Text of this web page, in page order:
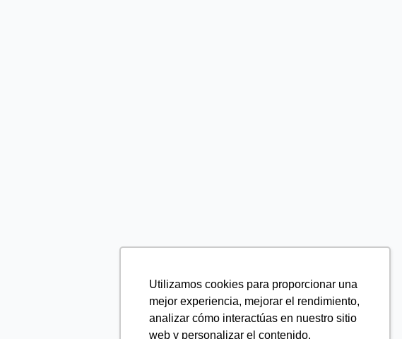
Utilizamos cookies para proporcionar una
mejor experiencia, mejorar el rendimiento,
analizar cómo interactúas en nuestro sitio
web y personalizar el contenido.